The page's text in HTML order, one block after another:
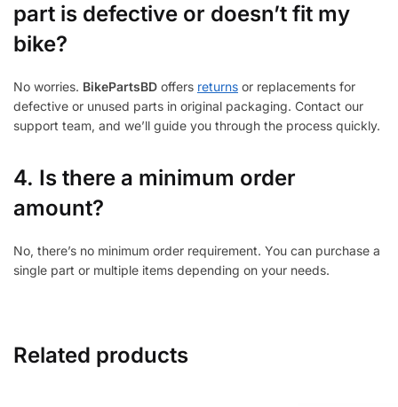
part is defective or doesn’t fit my
bike?
No worries. BikePartsBD offers returns or replacements for
defective or unused parts in original packaging. Contact our
support team, and we’ll guide you through the process quickly.
4. Is there a minimum order
amount?
No, there’s no minimum order requirement. You can purchase a
single part or multiple items depending on your needs.
Related products